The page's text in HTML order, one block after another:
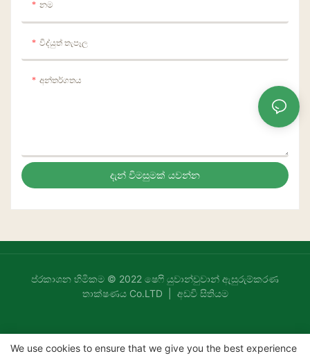
නම
විද්යුත් තැපෑල
අන්තර්ගතය
දැන් විමසුමක් යවන්න
ප්රකාශන හිමිකම © 2022 ෂෙෆි යුවාන්චුවාන් ඇසුරුම්කරණ
තාක්ෂණය Co.LTD |
අඩවි සිතියම
We use cookies to ensure that we give you the best experience